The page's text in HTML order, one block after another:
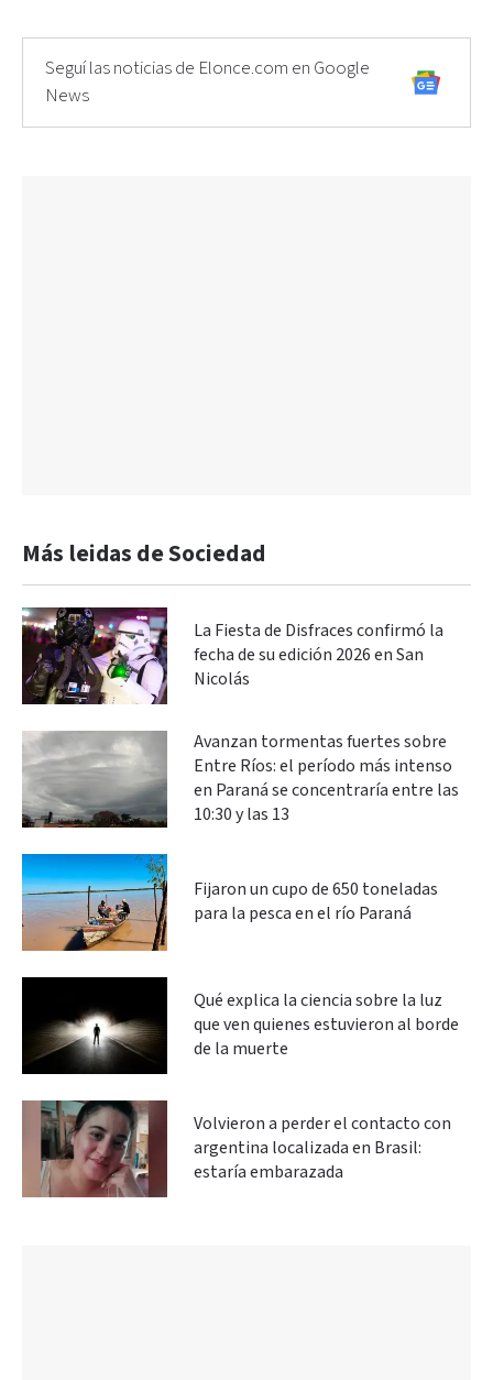
Seguí las noticias de Elonce.com en Google
News
Más leidas de Sociedad
La Fiesta de Disfraces confirmó la
fecha de su edición 2026 en San
Nicolás
Avanzan tormentas fuertes sobre
Entre Ríos: el período más intenso
en Paraná se concentraría entre las
10:30 y las 13
Fijaron un cupo de 650 toneladas
para la pesca en el río Paraná
Qué explica la ciencia sobre la luz
que ven quienes estuvieron al borde
de la muerte
Volvieron a perder el contacto con
argentina localizada en Brasil:
estaría embarazada